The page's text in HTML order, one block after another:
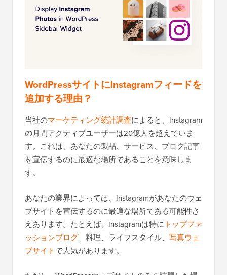
WordPressサイトにInstagramフィードを
追加する理由 ？
当社のマーケティング統計調査によると、Instagram
の月間アクティブユーザーは20億人を超えていま
す。これは、あなたの製品、サービス、ブログ記事
を宣伝するのに最適な場所であることを意味しま
す。
あなたの業界によっては、Instagramがあなたのウェ
ブサイトを宣伝するのに最適な場所である可能性さ
えあります。たとえば、Instagramは特に トップファ
ッションブログ、料理、ライフスタイル、 写真ウェ
ブサイトで人気があります。